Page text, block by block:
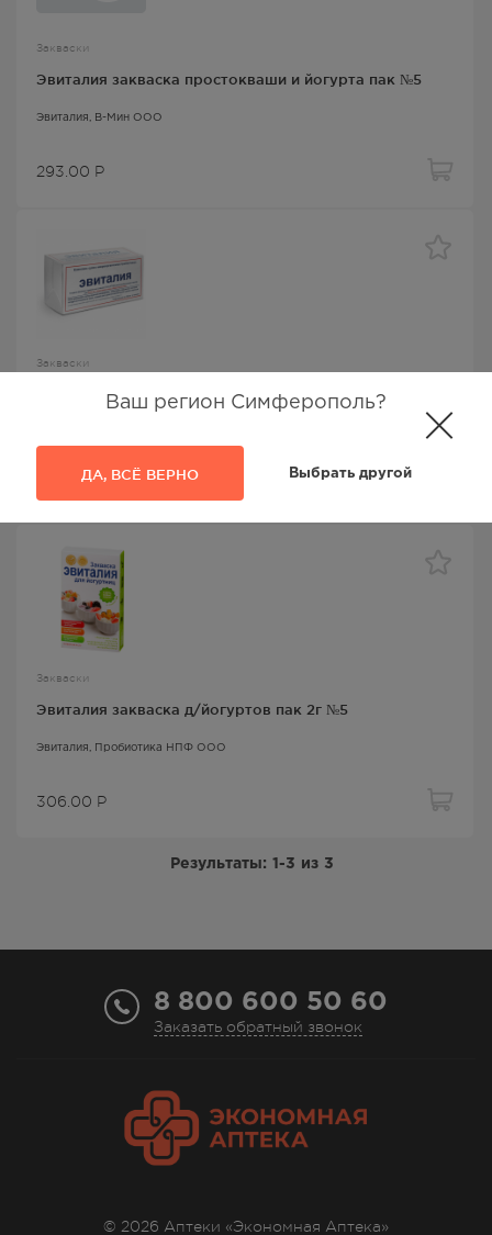
Ваш регион Симферополь?
ДА, ВСЁ ВЕРНО Выбрать другой
Закваски
Эвиталия закваска простокваши и йогурта пак №5
Эвиталия , В-Мин ООО
293.00 Р
Закваски
Эвиталия закваска сухая фл №10
613.00Р
Закваски
Эвиталия закваска д/йогуртов пак 2г №5
Эвиталия , Пробиотика НПФ ООО
306.00 Р
Результаты: 1-3 из 3
8 800 600 50 60
Заказать обратный звонок
© 2026 Аптеки «Экономная Аптека»